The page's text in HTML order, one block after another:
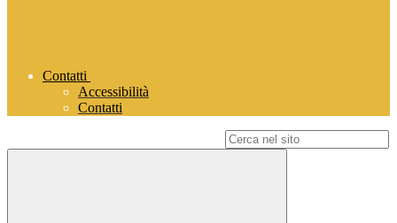
Contatti
Accessibilità
Contatti